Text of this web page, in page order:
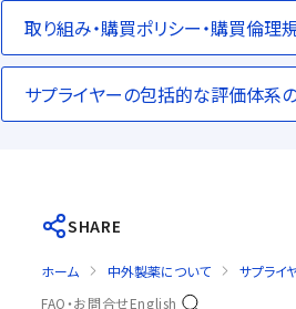
取り組み・購買ポリシー・購買倫理
サプライヤーの包括的な評価体系
SHARE
ホーム 中外製薬について サプライ
FAQ・お問合せEnglish